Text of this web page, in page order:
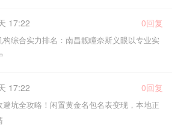
17:22 0回复
构综合实力排名：南昌靓瞳奈斯义眼以专业实
17:22 0回复
坑全攻略！闲置黄金名包名表变现，本地正